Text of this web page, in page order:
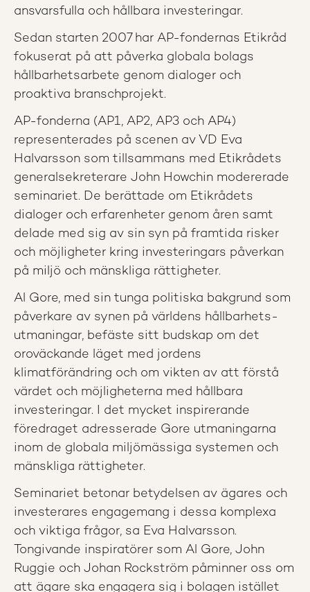
ansvarsfulla och hållbara investeringar.
Sedan starten 2007 har AP-fondernas Etikråd
fokuserat på att påverka globala bolags
hållbarhetsarbete genom dialoger och
proaktiva branschprojekt.
AP-fonderna (AP1, AP2, AP3 och AP4)
representerades på scenen av VD Eva
Halvarsson som tillsammans med Etikrådets
generalsekreterare John Howchin modererade
seminariet. De berättade om Etikrådets
dialoger och erfarenheter genom åren samt
delade med sig av sin syn på framtida risker
och möjligheter kring investeringars påverkan
på miljö och mänskliga rättigheter.
Al Gore, med sin tunga politiska bakgrund som
påverkare av synen på världens hållbarhets­
utmaningar, befäste sitt budskap om det
oroväckande läget med jordens
klimatförändring och om vikten av att förstå
värdet och möjligheterna med hållbara
investeringar. I det mycket inspirerande
föredraget adresserade Gore utmaningarna
inom de globala miljömässiga systemen och
mänskliga rättigheter.
Seminariet betonar betydelsen av ägares och
investerares engagemang i dessa komplexa
och viktiga frågor, sa Eva Halvarsson.
Tongivande inspiratörer som Al Gore, John
Ruggie och Johan Rockström påminner oss om
att ägare ska engagera sig i bolagen istället